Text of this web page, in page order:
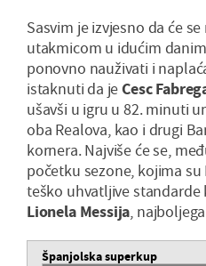
Sasvim je izvjesno da će
utakmicom u idućim
ponovno nauživati i
istaknuti da jeCesc
ušavši u igru u 82. minuti
oba Realova, kao i drugi
kornera. Najviše će se,
početku sezone, kojima
teško uhvatljive
Lionela Messija,
Španjolska superkup